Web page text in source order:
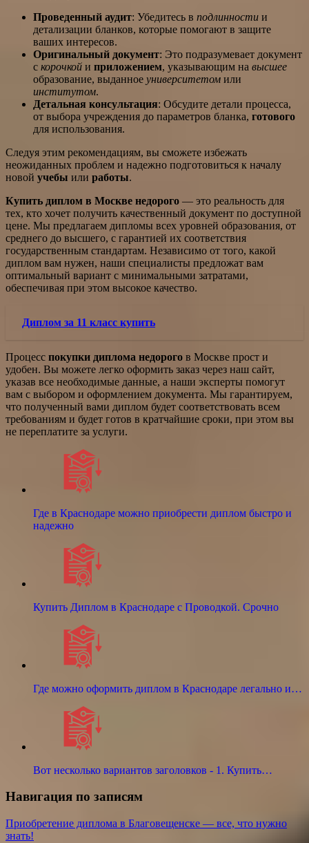
Проведенный аудит: Убедитесь в подлинности и
детализации бланков, которые помогают в защите
ваших интересов.
Оригинальный документ: Это подразумевает документ
с корочкой и приложением, указывающим на высшее
образование, выданное университетом или
институтом.
Детальная консультация: Обсудите детали процесса,
от выбора учреждения до параметров бланка, готового
для использования.
Следуя этим рекомендациям, вы сможете избежать
неожиданных проблем и надежно подготовиться к началу
новой учебы или работы.
Купить диплом в Москве недорого — это реальность для
тех, кто хочет получить качественный документ по доступной
цене. Мы предлагаем дипломы всех уровней образования, от
среднего до высшего, с гарантией их соответствия
государственным стандартам. Независимо от того, какой
диплом вам нужен, наши специалисты предложат вам
оптимальный вариант с минимальными затратами,
обеспечивая при этом высокое качество.
Диплом за 11 класс купить
Процесс покупки диплома недорого в Москве прост и
удобен. Вы можете легко оформить заказ через наш сайт,
указав все необходимые данные, а наши эксперты помогут
вам с выбором и оформлением документа. Мы гарантируем,
что полученный вами диплом будет соответствовать всем
требованиям и будет готов в кратчайшие сроки, при этом вы
не переплатите за услуги.
Где в Краснодаре можно приобрести диплом быстро и
надежно
Купить Диплом в Краснодаре с Проводкой. Срочно
Где можно оформить диплом в Краснодаре легально и…
Вот несколько вариантов заголовков - 1. Купить…
Навигация по записям
Приобретение диплома в Благовещенске — все, что нужно
знать!